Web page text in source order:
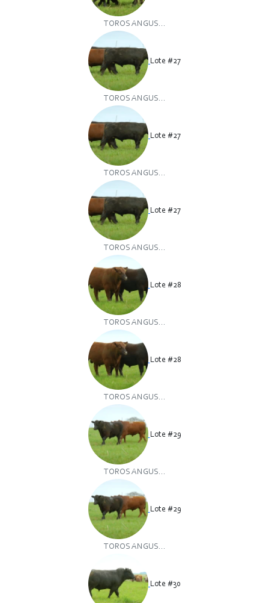
TOROS ANGUS...
Lote #27
TOROS ANGUS...
Lote #27
TOROS ANGUS...
Lote #27
TOROS ANGUS...
Lote #28
TOROS ANGUS...
Lote #28
TOROS ANGUS...
Lote #29
TOROS ANGUS...
Lote #29
TOROS ANGUS...
Lote #30